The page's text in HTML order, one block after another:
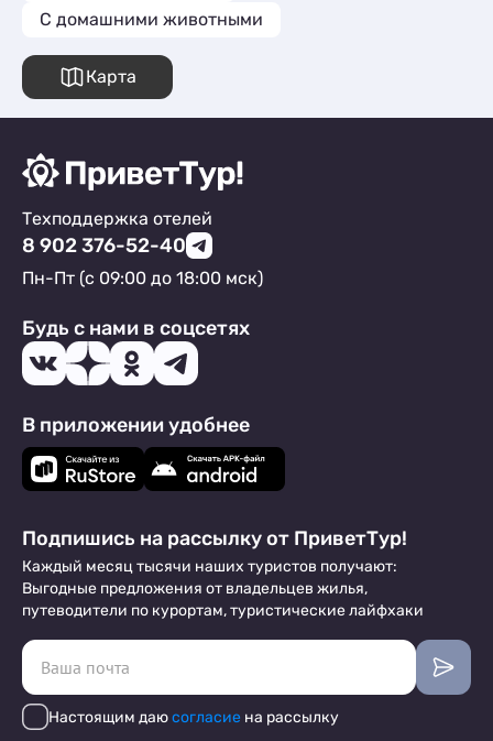
С домашними животными
Карта
Техподдержка отелей
8 902 376-52-40
Пн-Пт (с 09:00 до 18:00 мск)
Будь с нами в соцсетях
В приложении удобнее
Подпишись на рассылку от ПриветТур!
Каждый месяц тысячи наших туристов получают:
Выгодные предложения от владельцев жилья,
путеводители по курортам, туристические лайфхаки
Настоящим даюсогласие на рассылку